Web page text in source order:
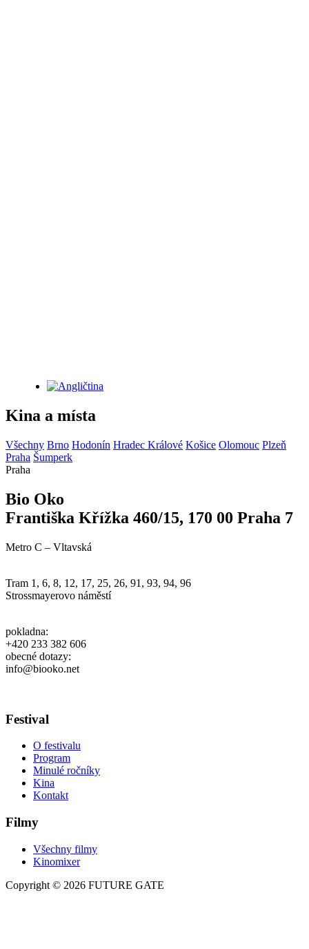
Kina a místa
Všechny Brno Hodonín Hradec Králové Košice Olomouc Plzeň
Praha Šumperk
Praha
Bio Oko
Františka Křížka 460/15, 170 00 Praha 7
Metro C – Vltavská
Tram 1, 6, 8, 12, 17, 25, 26, 91, 93, 94, 96
Strossmayerovo náměstí
pokladna:
+420 233 382 606
obecné dotazy:
info@biooko.net
Festival
O festivalu
Program
Minulé ročníky
Kina
Kontakt
Filmy
Všechny filmy
Kinomixer
Copyright © 2026 FUTURE GATE